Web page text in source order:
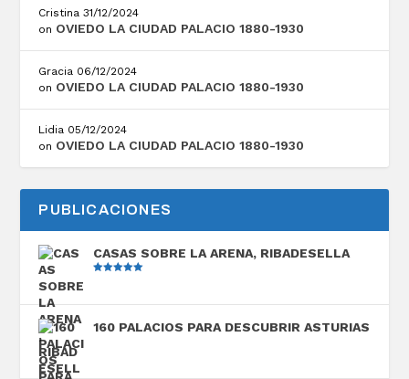
Cristina 31/12/2024
on OVIEDO LA CIUDAD PALACIO 1880-1930
Gracia 06/12/2024
on OVIEDO LA CIUDAD PALACIO 1880-1930
Lidia 05/12/2024
on OVIEDO LA CIUDAD PALACIO 1880-1930
PUBLICACIONES
CASAS SOBRE LA ARENA, RIBADESELLA
5
160 PALACIOS PARA DESCUBRIR ASTURIAS